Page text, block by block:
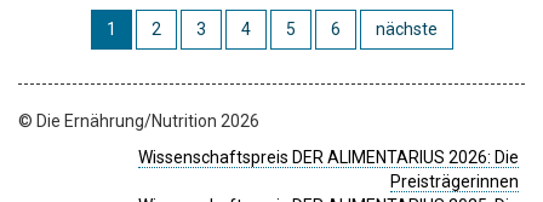
1 2 3 4 5 6 nächste
© Die Ernährung/Nutrition 2026
Wissenschaftspreis DER ALIMENTARIUS 2026: Die
Preisträgerinnen